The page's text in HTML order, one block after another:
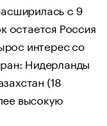
с 9
остается Россия
интерес со
Нидерланды
(18
высокую